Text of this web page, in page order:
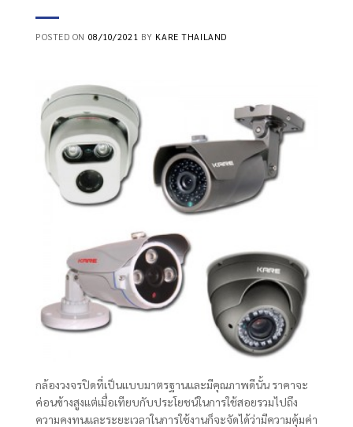
POSTED ON 08/10/2021 BY KARE THAILAND
กล้องวงจรปิดที่เป็นแบบมาตรฐานและมีคุณภาพดีนั้น ราคาจะ
ค่อนข้างสูงแต่เมื่อเทียบกับประโยชน์ในการใช้สอยรวมไปถึง
ความคงทนและระยะเวลาในการใช้งานก็จะจัดได้ว่ามีความคุ้มค่า